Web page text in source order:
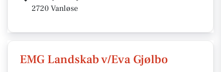
2720 Vanløse
EMG Landskab v/Eva Gjølbo